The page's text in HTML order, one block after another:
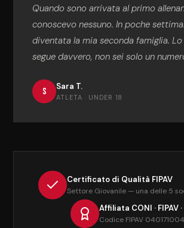
Quando sono arrivata al primo
conoscevo nessuno. In poche
diventata la mia seconda famiglia.
segue davvero, non sei solo un
S Sara T.
ATLETA · UNDER 18
Certificato di Qualità FIPAV
Settore Giovanile — una delle 5
Affiliata CONI · FIPAV ·
Codice FIPAV 040171004